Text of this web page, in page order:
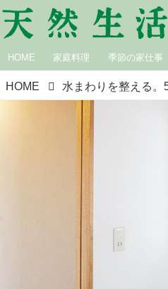
HOME 家庭料理 季節の家仕事
HOME